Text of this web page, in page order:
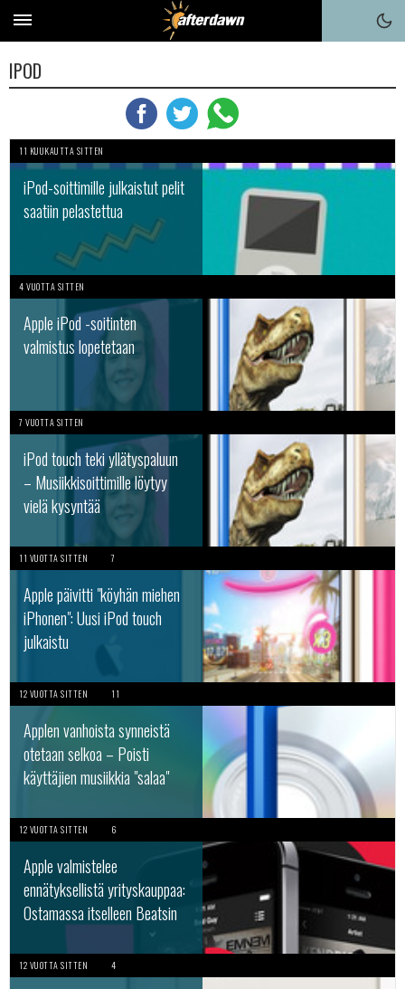
IPOD
11 KUUKAUTTA SITTEN
iPod-soittimille julkaistut pelit
saatiin pelastettua
4 VUOTTA SITTEN
Apple iPod -soitinten
valmistus lopetetaan
7 VUOTTA SITTEN
iPod touch teki yllätyspaluun
– Musiikkisoittimille löytyy
vielä kysyntää
11 VUOTTA SITTEN 7
Apple päivitti "köyhän miehen
iPhonen": Uusi iPod touch
julkaistu
12 VUOTTA SITTEN 11
Applen vanhoista synneistä
otetaan selkoa – Poisti
käyttäjien musiikkia "salaa"
12 VUOTTA SITTEN 6
Apple valmistelee
ennätyksellistä yrityskauppaa:
Ostamassa itselleen Beatsin
12 VUOTTA SITTEN 4